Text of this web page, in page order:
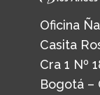
Oficina
Casita
Cra 1 Nº
Bogotá –